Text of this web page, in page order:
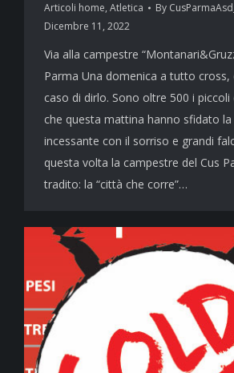
Articoli home, Atletica By CusParmaAsd_
Dicembre 11, 2022
Via alla campestre
Parma Una domenica a tutto cross,
caso di dirlo. Sono oltre 500 i
che questa mattina hanno sfidato la
incessante con il sorriso e grandi
questa volta la campestre del Cus
tradito: la “città che corre”…